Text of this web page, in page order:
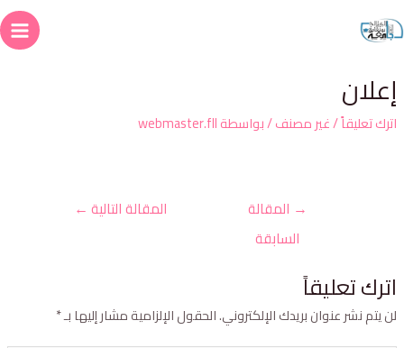
تعليقاً/غير مصنف/ بواسطةwebmaster.fll
→المقالة
السابقة
المقالة التالية←
تعليقاً
يتم نشر عنوان بريدك الإلكتروني.الحقول الإلزامية مشار إليها بـ*